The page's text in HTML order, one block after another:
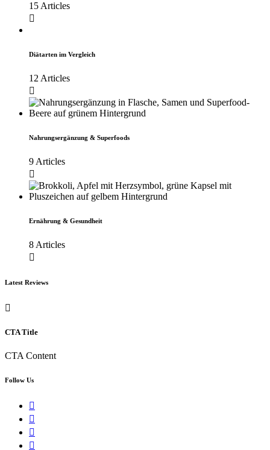
15 Articles
Diätarten im Vergleich
12 Articles
Nahrungsergänzung & Superfoods
9 Articles
Ernährung & Gesundheit
8 Articles
Latest Reviews
CTA Title
CTA Content
Follow Us